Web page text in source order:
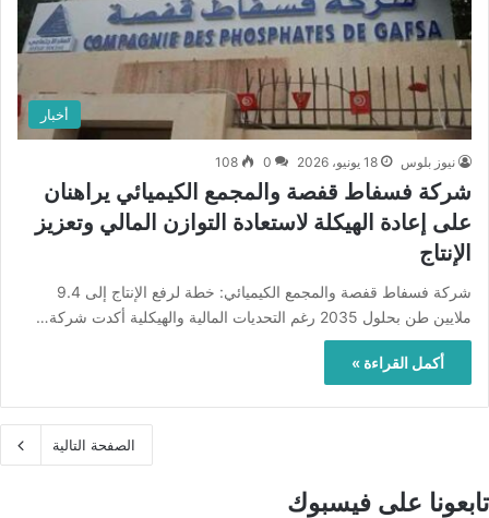
أخبار
نيوز بلوس 18 يونيو، 2026 0
108
شركة فسفاط قفصة والمجمع الكيميائي يراهنان
على إعادة الهيكلة لاستعادة التوازن المالي وتعزيز
الإنتاج
شركة فسفاط قفصة والمجمع الكيميائي: خطة لرفع الإنتاج إلى 9.4
ملايين طن بحلول 2035 رغم التحديات المالية والهيكلية أكدت شركة…
أكمل القراءة »
الصفحة التالية
تابعونا على فيسبوك